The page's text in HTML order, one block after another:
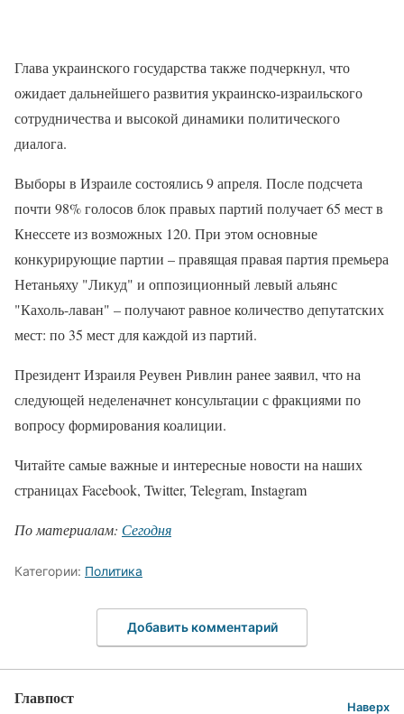
Глава украинского государства также подчеркнул, что
ожидает дальнейшего развития украинско-израильского
сотрудничества и высокой динамики политического
диалога.
Выборы в Израиле состоялись 9 апреля. После подсчета
почти 98% голосов блок правых партий получает 65 мест в
Кнессете из возможных 120. При этом основные
конкурирующие партии – правящая правая партия премьера
Нетаньяху "Ликуд" и оппозиционный левый альянс
"Кахоль-лаван" – получают равное количество депутатских
мест: по 35 мест для каждой из партий.
Президент Израиля Реувен Ривлин ранее заявил, что на
следующей неделеначнет консультации с фракциями по
вопросу формирования коалиции.
Читайте самые важные и интересные новости на наших
страницах Facebook, Twitter, Telegram, Instagram
По материалам: Сегодня
Категории: Политика
Добавить комментарий
Главпост Наверх